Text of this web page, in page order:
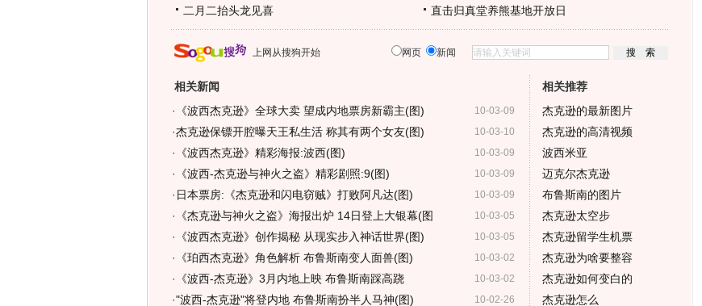
二月二抬头龙见喜 直击归真堂养熊基地开放日
上网从搜狗开始 网页 新闻
相关新闻
10-03-09
· 《波西杰克逊》全球大卖 望成内地票房新霸主(图)
10-03-10
·杰克逊保镖开腔曝天王私生活 称其有两个女友(图)
10-03-09
· 《波西杰克逊》精彩海报:波西(图)
10-03-09
· 《波西-杰克逊与神火之盗》精彩剧照:9(图)
10-03-09
· 日本票房:《杰克逊和闪电窃贼》打败阿凡达(图)
10-03-05
· 《杰克逊与神火之盗》海报出炉 14日登上大银幕(图
10-03-05
· 《波西杰克逊》创作揭秘 从现实步入神话世界(图)
10-03-02
· 《珀西杰克逊》角色解析 布鲁斯南变人面兽(图)
10-03-02
· 《波西-杰克逊》3月内地上映 布鲁斯南踩高跷
10-02-26
·"波西-杰克逊"将登内地 布鲁斯南扮半人马神(图)
相关推荐
杰克逊的最新图片
杰克逊的高清视频
波西米亚
迈克尔杰克逊
布鲁斯南的图片
杰克逊太空步
杰克逊留学生机票
杰克逊为啥要整容
杰克逊如何变白的
杰克逊怎么